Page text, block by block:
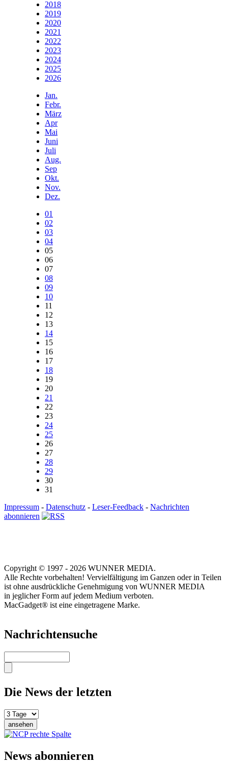
2018
2019
2020
2021
2022
2023
2024
2025
2026
Jan.
Febr.
März
Apr
Mai
Juni
Juli
Aug.
Sep
Okt.
Nov.
Dez.
01
02
03
04
05
06
07
08
09
10
11
12
13
14
15
16
17
18
19
20
21
22
23
24
25
26
27
28
29
30
31
Impressum - Datenschutz - Leser-Feedback - Nachrichten
abonnieren
Copyright © 1997 - 2026 WUNNER MEDIA.
Alle Rechte vorbehalten! Vervielfältigung im Ganzen oder in Teilen
ist ohne ausdrückliche Genehmigung von WUNNER MEDIA
in jeglicher Form auf jedem Medium verboten.
MacGadget® ist eine eingetragene Marke.
Nachrichtensuche
Die News der letzten
News abonnieren